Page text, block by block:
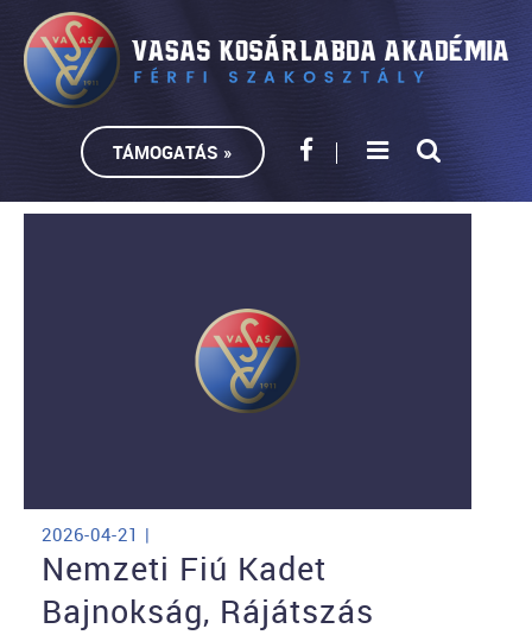
TÁMOGATÁS »
2026-04-21 |
Nemzeti Fiú Kadet
Bajnokság, Rájátszás